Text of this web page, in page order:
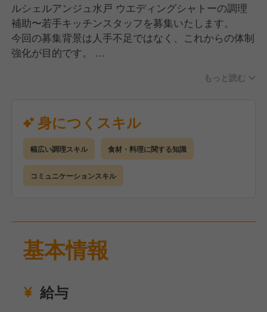
【引越手当あり！県外の方も大歓迎！】
私たちは地元採用のほかにも、遠方にお住まいの方達
からの応募もウェルカムです！
そういった方たちも安心していただけるように、引越
し手当として合計15万円(既定あり)を支給していま
件のご紹介も可能です(1人暮らしでいうと、家賃相場
は4〜5万円です)。
新しい環境で調理技術を磨きたい方を全力でサポート
いたします！
ルシェルアンジュ水戸 ウエディングシャトーの調理
補助〜若手キッチンスタッフを募集いたします。
今回の募集背景は人手不足ではなく、これからの体制
強化が目的です。
そして私たちが重視しているのは技術よりも人柄を大
ポテンシャル採用として、今回は調理未経験の方でも
OKです！
※調理の実務経験がある方は優遇、幅広い業態経験が
ある方は大歓迎です！
ルコース料理、ウエディングケーキ、デザートプレー
トなどの調理をお任せします。
◾️管理・発注業務のサポート
もっと読む
身につくスキル
幅広い調理スキル 食材・料理に関する知識
コミュニケーションスキル
基本情報
給与